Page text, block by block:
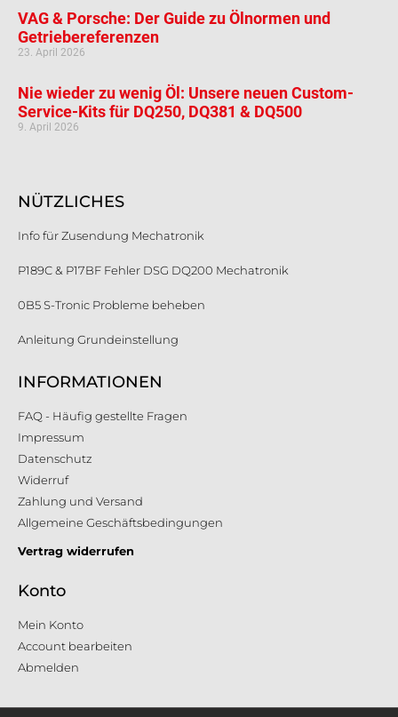
VAG & Porsche: Der Guide zu Ölnormen und
Getriebereferenzen
23. April 2026
Nie wieder zu wenig Öl: Unsere neuen Custom-
Service-Kits für DQ250, DQ381 & DQ500
9. April 2026
NÜTZLICHES
Info für Zusendung Mechatronik
P189C & P17BF Fehler DSG DQ200 Mechatronik
0B5 S-Tronic Probleme beheben
Anleitung Grundeinstellung
INFORMATIONEN
FAQ - Häufig gestellte Fragen
Impressum
Datenschutz
Widerruf
Zahlung und Versand
Allgemeine Geschäftsbedingungen
Vertrag widerrufen
Konto
Mein Konto
Account bearbeiten
Abmelden